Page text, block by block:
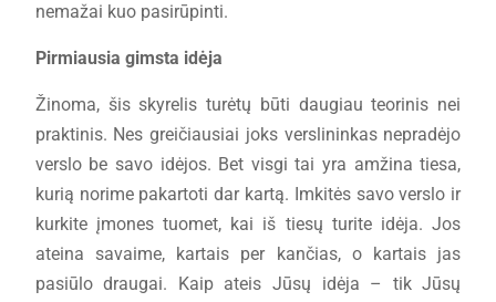
nemažai kuo pasirūpinti.
Pirmiausia gimsta idėja
Žinoma, šis skyrelis turėtų būti daugiau teorinis nei
praktinis. Nes greičiausiai joks verslininkas nepradėjo
verslo be savo idėjos. Bet visgi tai yra amžina tiesa,
kurią norime pakartoti dar kartą. Imkitės savo verslo ir
kurkite įmones tuomet, kai iš tiesų turite idėja. Jos
ateina savaime, kartais per kančias, o kartais jas
pasiūlo draugai. Kaip ateis Jūsų idėja – tik Jūsų